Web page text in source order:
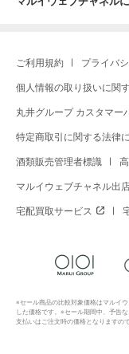
ご利用規約 プライバ
個人情報の取り扱いに関
丸井グループ カスタマー
特定商取引に関する法律
酒類販売管理者標識
マルイウェブチャネル出
宅配買取サービス
※セール商品の比較対象価格はマルイ
した価格です。※セール期間中、予告
支払いはご注文時の価格となりますの